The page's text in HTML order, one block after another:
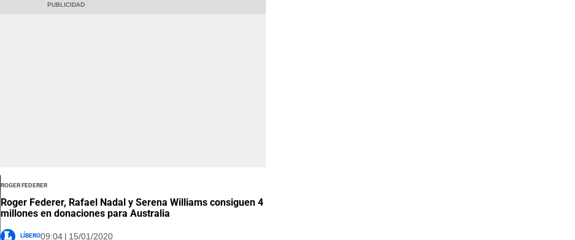
Roger Federer
Roger Federer, Rafael Nadal y Serena Williams consiguen 4
millones en donaciones para Australia
Líbero09:04 | 15/01/2020